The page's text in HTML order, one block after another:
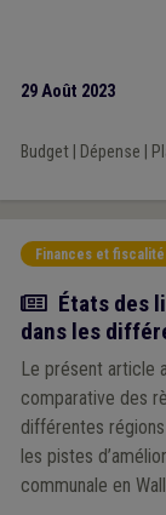
29 Août 2023
Budget| Dépense
Finances et fiscalité
Article
États des
dans les
Le présent article
comparative des
différentes
les pistes
communale en